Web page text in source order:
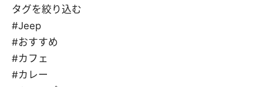
タグを絞り込む
#Jeep
#おすすめ
#カフェ
#カレー